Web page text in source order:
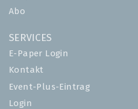
Abo
SERVICES
E-Paper Login
Kontakt
Event-Plus-Eintrag
Login